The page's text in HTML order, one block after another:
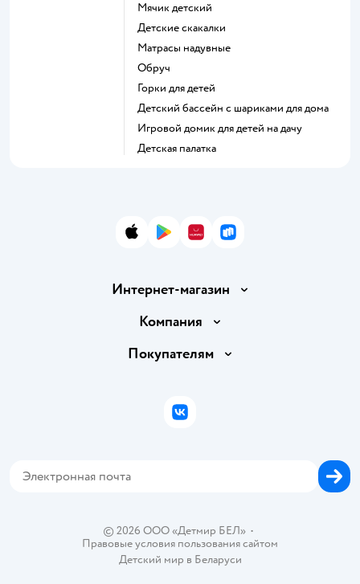
Мячик детский
Детские скакалки
Матрасы надувные
Обруч
Горки для детей
Детский бассейн с шариками для дома
Игровой домик для детей на дачу
Детская палатка
App StoreGoogle Play
AppGallery
RuStore
Интернет-магазин
Доставка и оплата
Правила продажи
Политика использования файлов cookie
Компания
Вакансии
Покупателям
Бонусные карты
© 2026 ООО «Детмир БЕЛ»•
Правовые условия пользования сайтом
Детский мир в Беларуси
ВКонтакте